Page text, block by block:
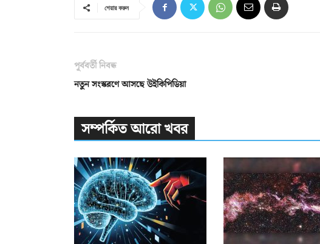
শেয়ার করুন
পূর্ববর্তী নিবন্ধ
নতুন সংস্করণে আসছে উইকিপিডিয়া
সম্পর্কিত আরো খবর